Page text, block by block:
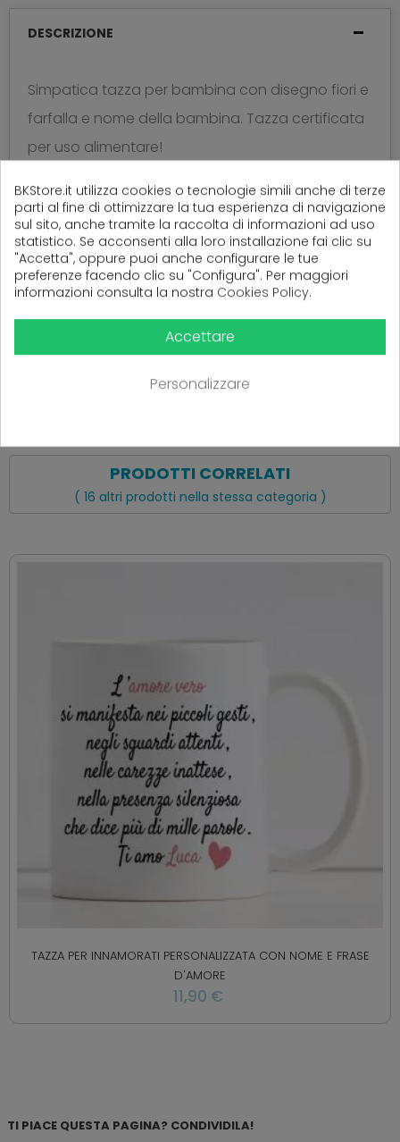
DESCRIZIONE
Simpatica tazza per bambina con disegno fiori e
farfalla e nome della bambina. Tazza certificata
per uso alimentare!
(0Recensioni)
PRODOTTI CORRELATI
( 16 altri prodotti nella stessa categoria )
TAZZA PER INNAMORATI PERSONALIZZATA CON NOME E FRASE
D'AMORE
11,90 €
TI PIACE QUESTA PAGINA? CONDIVIDILA!
BKStore.it utilizza cookies o tecnologie simili anche di terze
parti al fine di ottimizzare la tua esperienza di navigazione
sul sito, anche tramite la raccolta di informazioni ad uso
statistico. Se acconsenti alla loro installazione fai clic su
"Accetta", oppure puoi anche configurare le tue
preferenze facendo clic su "Configura". Per maggiori
informazioni consulta la nostra Cookies Policy.
Accettare
Personalizzare